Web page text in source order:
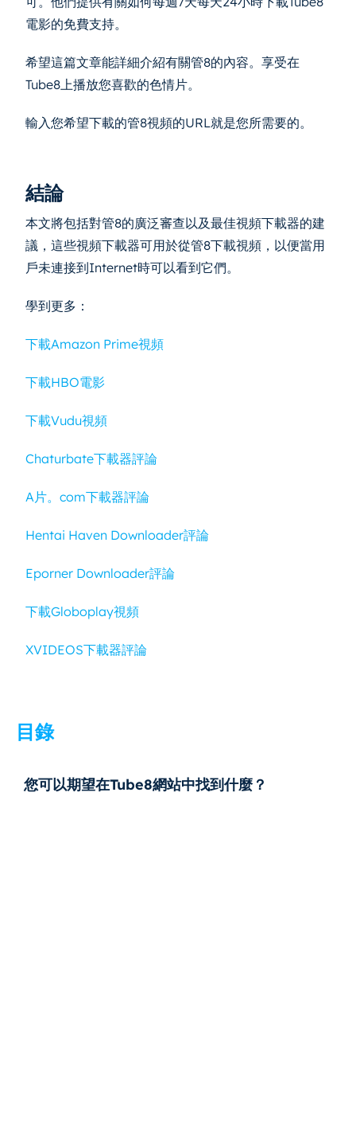
電影的免費支持。
希望這篇文章能詳細介紹有關管8的內容。享受在
Tube8上播放您喜歡的色情片。
輸入您希望下載的管8視頻的URL就是您所需要的。
結論
本文將包括對管8的廣泛審查以及最佳視頻下載器的建
議，這些視頻下載器可用於從管8下載視頻，以便當用
戶未連接到Internet時可以看到它們。
學到更多：
下載Amazon Prime視頻
下載HBO電影
下載Vudu視頻
Chaturbate下載器評論
A片。com下載器評論
Hentai Haven Downloader評論
Eporner Downloader評論
下載Globoplay視頻
XVIDEOS下載器評論
目錄
您可以期望在Tube8網站中找到什麼？